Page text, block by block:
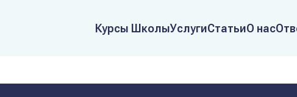
Курсы ШколыУслугиСтатьиО нас